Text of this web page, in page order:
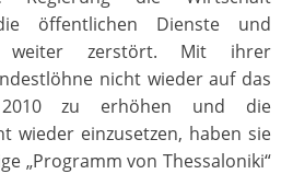
öffentlichen Dienste und
weiter zerstört. Mit ihrer
nicht wieder auf das
zu erhöhen und die
wieder einzusetzen, haben sie
„Programm von Thessaloniki“